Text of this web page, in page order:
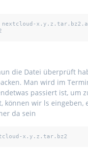
die Datei überprüft
Man wird im
passiert ist, um
können wir ls eingeben,
da sein
x.y.z.tar.bz2